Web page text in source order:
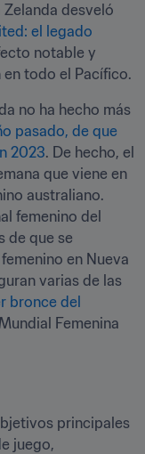
desveló
el legado
notable y
todo el Pacífico.
no ha hecho más
pasado, de que
2023. De hecho, el
que viene en
australiano.
femenino del
de que se
en Nueva
varias de las
bronce del
Femenina
principales
juego,